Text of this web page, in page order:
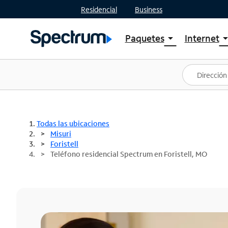
Residencial Business
Paquetesarrow_drop_down
Ver paquetes
Spectrum One
Mejores ofertas
Internetarrow_drop_down
Planes
Todas las ubicaciones
Misuri
Foristell
Teléfono residencial Spectrum en Foristell, MO